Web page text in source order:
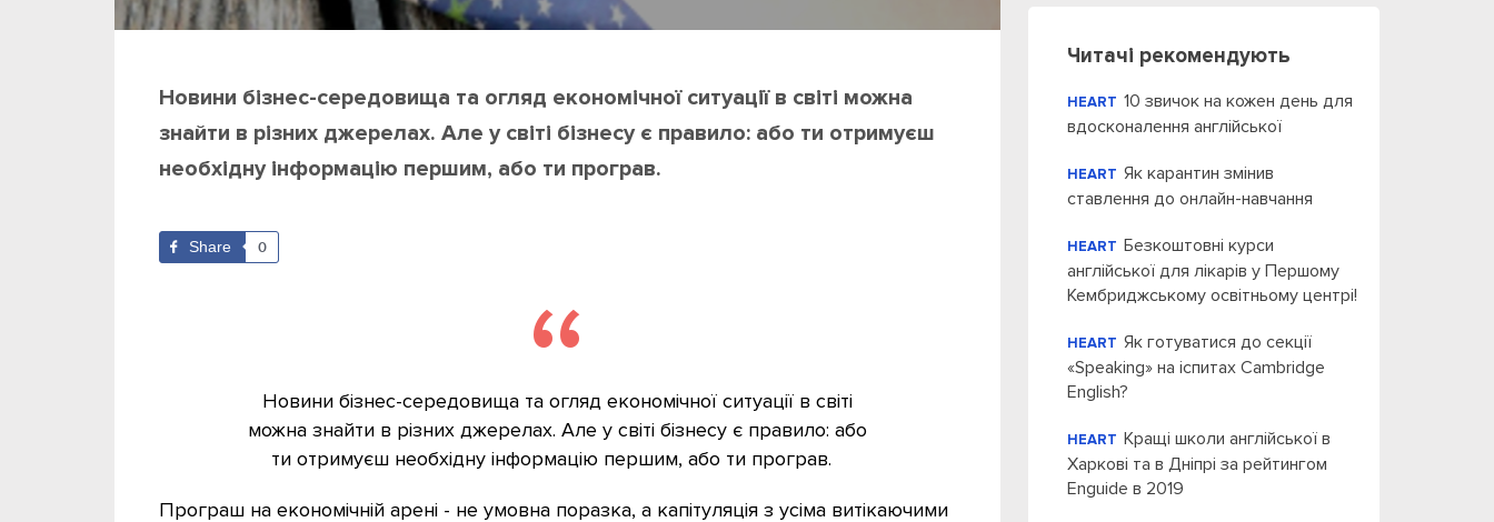
Новини бізнес-середовища та огляд економічної ситуації в світі можна
знайти в різних джерелах. Але у світі бізнесу є правило: або ти отримуєш
необхідну інформацію першим, або ти програв.
Share 0
Новини бізнес-середовища та огляд економічної ситуації в світі
можна знайти в різних джерелах. Але у світі бізнесу є правило: або
ти отримуєш необхідну інформацію першим, або ти програв.
Програш на економічній арені - не умовна поразка, а капітуляція з усіма витікаючими
Читачі рекомендують
HEART 10 звичок на кожен день для
вдосконалення англійської
HEART Як карантин змінив
ставлення до онлайн-навчання
HEART Безкоштовні курси
англійської для лікарів у Першому
Кембриджському освітньому центрі!
HEART Як готуватися до секції
«Speaking» на іспитах Cambridge
English?
HEART Кращі школи англійської в
Харкові та в Дніпрі за рейтингом
Enguide в 2019